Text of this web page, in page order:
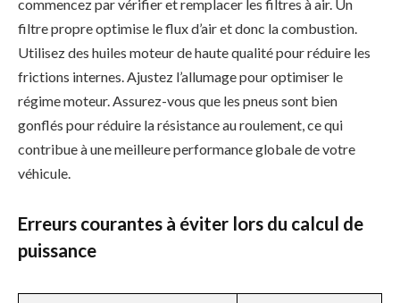
commencez par vérifier et remplacer les filtres à air. Un
filtre propre optimise le flux d’air et donc la combustion.
Utilisez des huiles moteur de haute qualité pour réduire les
frictions internes. Ajustez l’allumage pour optimiser le
régime moteur. Assurez-vous que les pneus sont bien
gonflés pour réduire la résistance au roulement, ce qui
contribue à une meilleure performance globale de votre
véhicule.
Erreurs courantes à éviter lors du calcul de
puissance